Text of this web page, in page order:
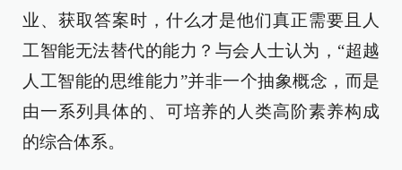
业、获取答案时，什么才是他们真正需要且人
工智能无法替代的能力？与会人士认为，“超越
人工智能的思维能力”并非一个抽象概念，而是
由一系列具体的、可培养的人类高阶素养构成
的综合体系。